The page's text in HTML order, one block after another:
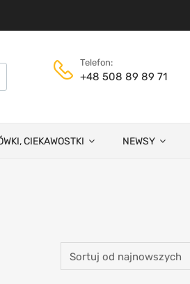
Telefon:
+48 508 89 89 71
CIEKAWOSTKI NEWSY